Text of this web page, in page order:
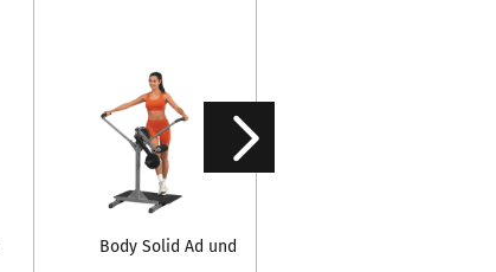
Body Solid Ad und